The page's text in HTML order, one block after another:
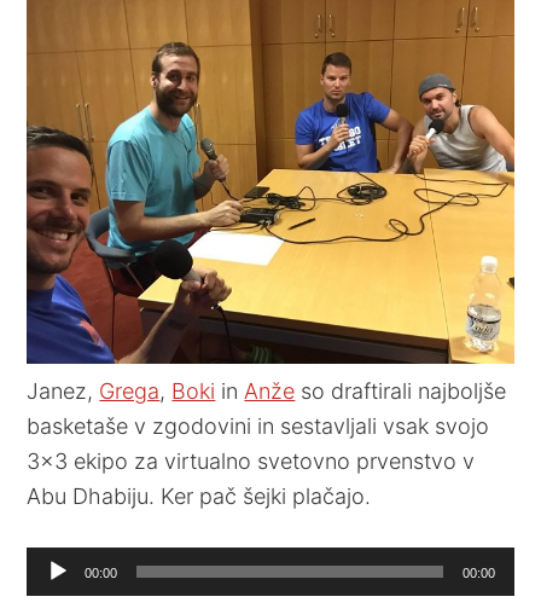
Janez, Grega, Boki inAnže so draftirali najboljše
basketaše v zgodovini in sestavljali vsak svojo
3×3 ekipo za virtualno svetovno prvenstvo v
Abu Dhabiju. Ker pač šejki plačajo.
Audio
Player
00:00 00:00